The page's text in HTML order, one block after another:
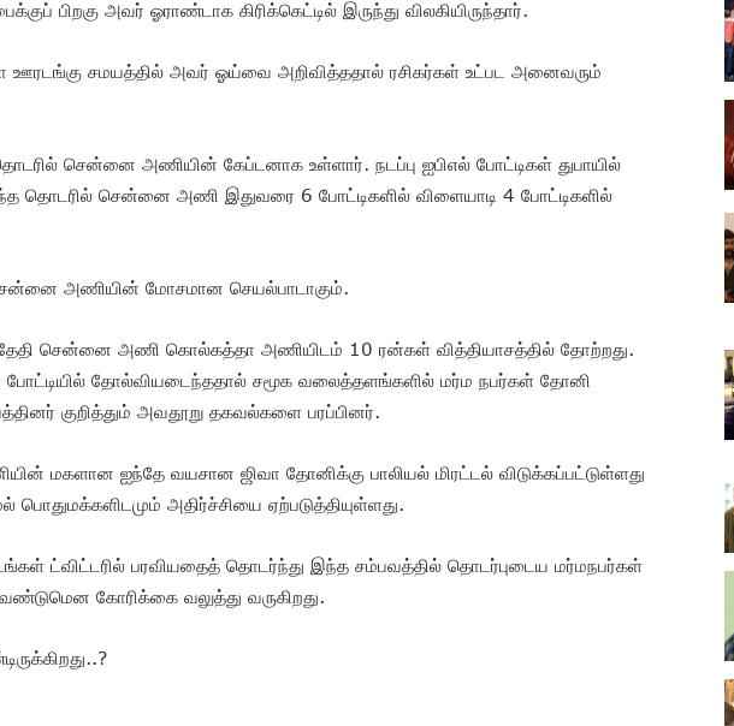
பிறகு அவர் ஓராண்டாக கிரிக்கெட்டில் இருந்து விலகியிருந்தார்.
சமயத்தில் அவர் ஓய்வை அறிவித்ததால் ரசிகர்கள் உட்பட அனைவரும்
சென்னை அணியின் கேப்டனாக உள்ளார். நடப்பு ஐபிஎல் போட்டிகள் துபாயில்
தொடரில் சென்னை அணி இதுவரை 6 போட்டிகளில் விளையாடி 4 போட்டிகளில்
அணியின் மோசமான செயல்பாடாகும்.
சென்னை அணி கொல்கத்தா அணியிடம் 10 ரன்கள் வித்தியாசத்தில் தோற்றது.
தோல்வியடைந்ததால் சமூக வலைத்தளங்களில் மர்ம நபர்கள் தோனி
குறித்தும் அவதூறு தகவல்களை பரப்பினர்.
மகளான ஐந்தே வயசான ஜிவா தோனிக்கு பாலியல் மிரட்டல் விடுக்கப்பட்டுள்ளது
பொதுமக்களிடமும் அதிர்ச்சியை ஏற்படுத்தியுள்ளது.
ட்விட்டரில் பரவியதைத் தொடர்ந்து இந்த சம்பவத்தில் தொடர்புடைய மர்மநபர்கள்
கோரிக்கை வலுத்து வருகிறது.